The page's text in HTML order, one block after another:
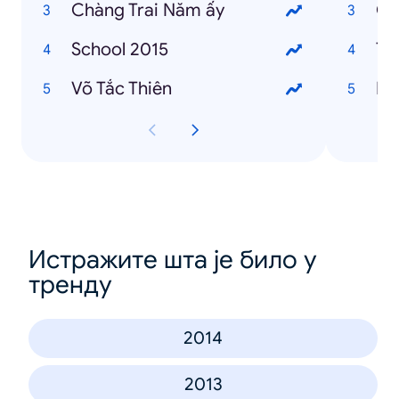
Chàng Trai Năm ấy
School 2015
Võ Tắc Thiên
Истражите шта је било у
тренду
2014
2013